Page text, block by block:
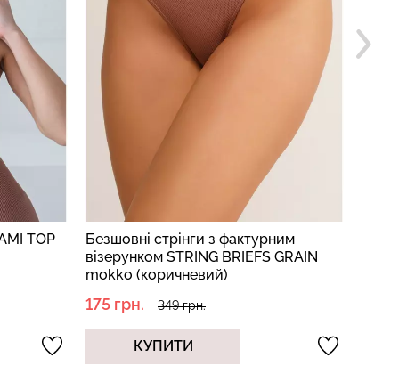
TOP
Безшовні стрінги з фактурним
візерунком STRING BRIEFS GRAIN
mokko (коричневий)
175 грн. 349 грн.
КУПИТИ